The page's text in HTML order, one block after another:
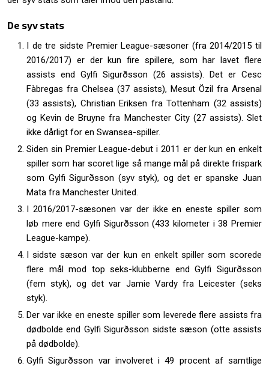
De syv stats
I de tre sidste Premier League-sæsoner (fra 2014/2015 til
2016/2017) er der kun fire spillere, som har lavet flere
assists end Gylfi Sigurðsson (26 assists). Det er Cesc
Fàbregas fra Chelsea (37 assists), Mesut Özil fra Arsenal
(33 assists), Christian Eriksen fra Tottenham (32 assists)
og Kevin de Bruyne fra Manchester City (27 assists). Slet
ikke dårligt for en Swansea-spiller.
Siden sin Premier League-debut i 2011 er der kun en enkelt
spiller som har scoret lige så mange mål på direkte frispark
som Gylfi Sigurðsson (syv styk), og det er spanske Juan
Mata fra Manchester United.
I 2016/2017-sæsonen var der ikke en eneste spiller som
løb mere end Gylfi Sigurðsson (433 kilometer i 38 Premier
League-kampe).
I sidste sæson var der kun en enkelt spiller som scorede
flere mål mod top seks-klubberne end Gylfi Sigurðsson
(fem styk), og det var Jamie Vardy fra Leicester (seks
styk).
Der var ikke en eneste spiller som leverede flere assists fra
dødbolde end Gylfi Sigurðsson sidste sæson (otte assists
på dødbolde).
Gylfi Sigurðsson var involveret i 49 procent af samtlige